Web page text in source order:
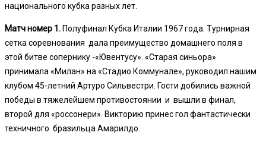
национального кубка разных лет.
Матч номер 1. Полуфинал Кубка Италии 1967 года. Турнирная
сетка соревнования дала преимущество домашнего поля в
этой битве сопернику -«Ювентусу». «Старая синьора»
принимала «Милан» на «Стадио Коммунале», руководил нашим
клубом 45-летний Артуро Сильвестри. Гости добились важной
победы в тяжелейшем противостоянии и вышли в финал,
второй для «россонери». Викторию принес гол фантастически
техничного бразильца Амарилдо.